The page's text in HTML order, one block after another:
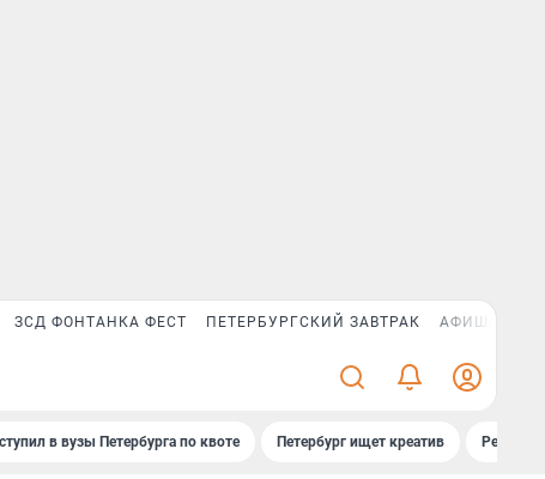
ЗСД ФОНТАНКА ФЕСТ ПЕТЕРБУРГСКИЙ ЗАВТРАК АФИША PLUS
в вузы Петербурга по квоте Петербург ищет креатив